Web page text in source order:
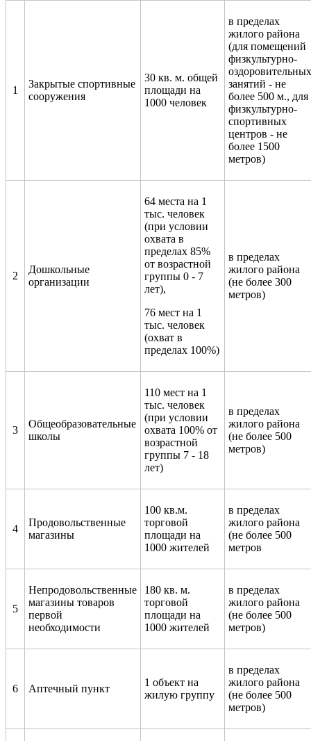
1
Закрытые спортивные
сооружения
30 кв. м. общей
площади на
1000 человек
в пределах
жилого района
(для помещений
физкультурно-
оздоровительных
занятий - не
более 500 м., для
физкультурно-
спортивных
центров - не
более 1500
метров)
2
Дошкольные
организации
64 места на 1
тыс. человек
(при условии
охвата в
пределах 85%
от возрастной
группы 0 - 7
лет),
76 мест на 1
тыс. человек
(охват в
пределах 100%)
в пределах
жилого района
(не более 300
метров)
3
Общеобразовательные
школы
110 мест на 1
тыс. человек
(при условии
охвата 100% от
возрастной
группы 7 - 18
лет)
в пределах
жилого района
(не более 500
метров)
4
Продовольственные
магазины
100 кв.м.
торговой
площади на
1000 жителей
в пределах
жилого района
(не более 500
метров
5
Непродовольственные
магазины товаров
первой
необходимости
180 кв. м.
торговой
площади на
1000 жителей
в пределах
жилого района
(не более 500
метров)
6 Аптечный пункт
1 объект на
жилую группу
в пределах
жилого района
(не более 500
метров)